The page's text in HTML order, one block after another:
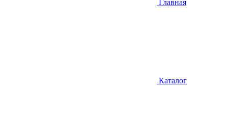
Главная
Каталог